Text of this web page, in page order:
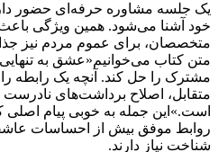
یک جلسه مشاوره حرفه‌ای حضور
خود آشنا می‌شود. همین ویژگی
متخصصان، برای عموم مردم نیز
متن کتاب می‌خوانیم«عشق به
مشترک را حل کند. آنچه یک رابطه را
متقابل، اصلاح برداشت‌های
است.»این جمله به خوبی پیام اصلی
روابط موفق بیش از احساسات
شناخت نیاز دارند.